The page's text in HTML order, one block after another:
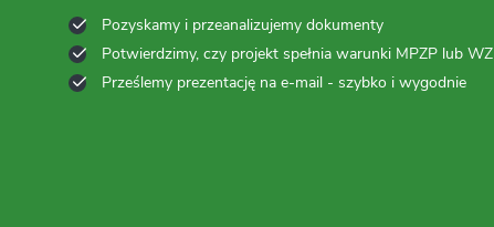
Pozyskamy i przeanalizujemy dokumenty
Potwierdzimy, czy projekt spełnia warunki MPZP lub WZ
Prześlemy prezentację na e-mail - szybko i wygodnie